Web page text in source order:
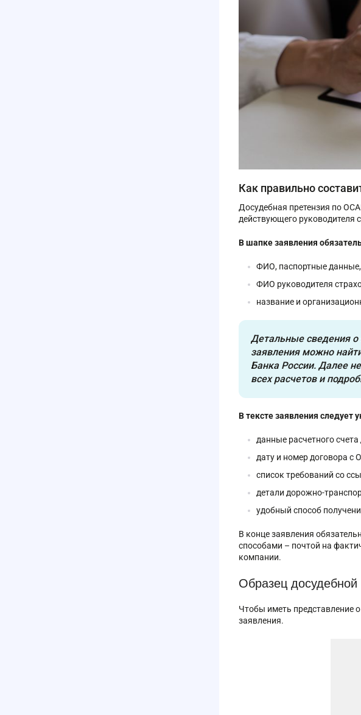
Как правильно
Досудебная претензия по
действующего руководителя
В шапке заявления
ФИО, паспортные данные,
ФИО руководителя
название и
Детальные сведения о
заявления можно
Банка России. Далее
всех расчетов и
В тексте заявления
данные расчетного
дату и номер договора с
список требований со
детали дорожно-
удобный способ
В конце заявления
способами – почтой на
компании.
Образец досудебной
Чтобы иметь представление
заявления.